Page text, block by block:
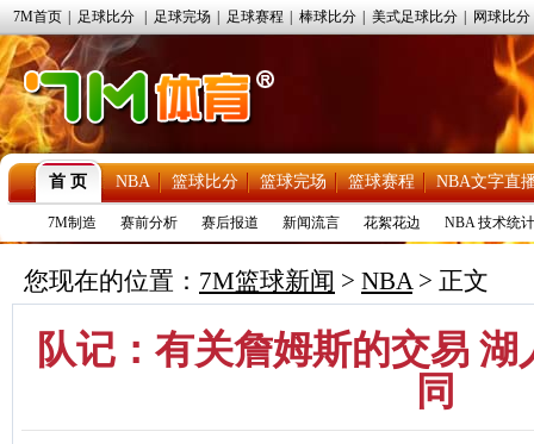
7M首页 足球比分 足球完场 足球赛程 棒球比分 美式足球比分 网球比分
首 页 NBA 篮球比分 篮球完场 篮球赛程 NBA文字直
7M制造 赛前分析 赛后报道 新闻流言 花絮花边 NBA 技术统计
您现在的位置： 7M篮球新闻 > NBA> 正文
队记：有关詹姆斯的交易
同